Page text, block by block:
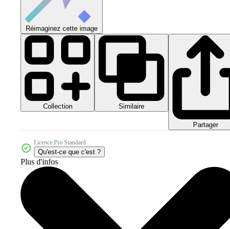
Réimaginez cette image
Collection Similaire
Partager
Licence Pro Standard
Qu'est-ce que c'est ?
Plus d'infos